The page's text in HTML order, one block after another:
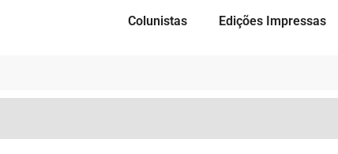
Colunistas Edições Impressas